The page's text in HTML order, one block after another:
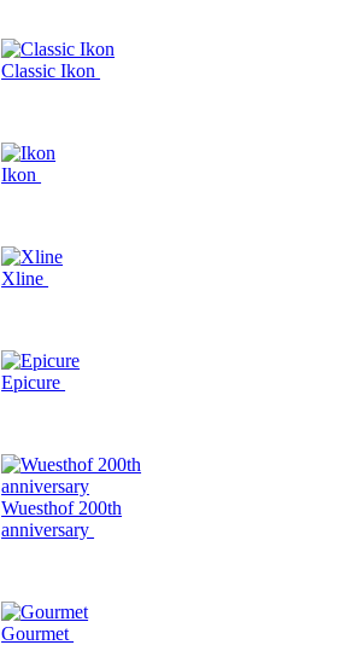
Classic Ikon
Ikon
Xline
Epicure
Wuesthof 200th
anniversary
Gourmet